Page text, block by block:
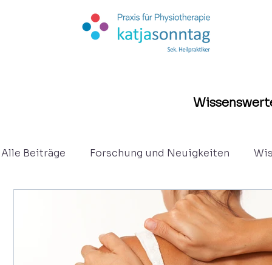
Alle Beiträge Forschung und Neuigkeiten
Osteopathie Eltern -